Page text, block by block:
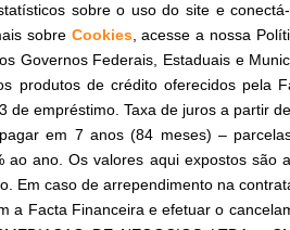
sobre o uso do site e
sobre Cookies, acesse a nossa
Governos Federais, Estaduais e
produtos de crédito oferecidos
de empréstimo. Taxa de juros a partir
em 7 anos (84 meses) –
ao ano. Os valores aqui expostos
Em caso de arrependimento na
a Facta Financeira e efetuar o